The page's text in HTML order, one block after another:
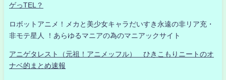
ゲっTEL？
ロボットアニメ！メカと美少女キャラだいすき永遠の非リア充・
非モテ星人 ！あらゆるマニアの為のマニアックサイト
アニゲタレスト（元祖！アニメッフル） ひきこもりニートのオ
ナベ的まとめ速報